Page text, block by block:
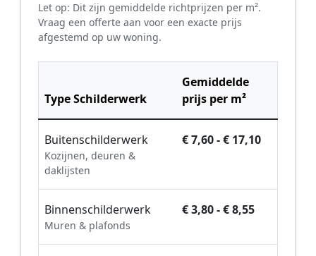
Let op: Dit zijn gemiddelde richtprijzen per m².
Vraag een offerte aan voor een exacte prijs
afgestemd op uw woning.
Type Schilderwerk
Gemiddelde
prijs per m²
Buitenschilderwerk
Kozijnen, deuren &
daklijsten
€ 7,60 - € 17,10
Binnenschilderwerk
Muren & plafonds
€ 3,80 - € 8,55